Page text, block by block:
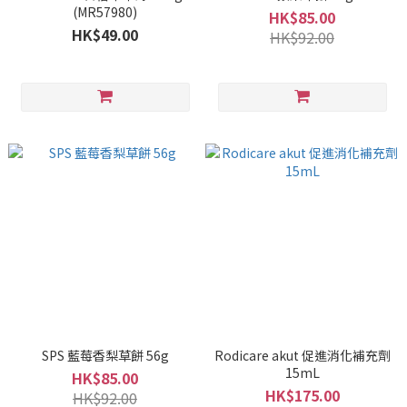
(MR57980)
HK$49.00
HK$85.00
HK$92.00
SPS 藍莓香梨草餅 56g
HK$85.00
HK$92.00
Rodicare akut 促進消化補充劑
15mL
HK$175.00